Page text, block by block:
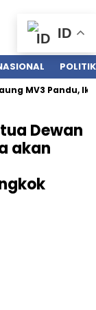
POLITIK
MV3 Pandu,
Dewan
akan
ID